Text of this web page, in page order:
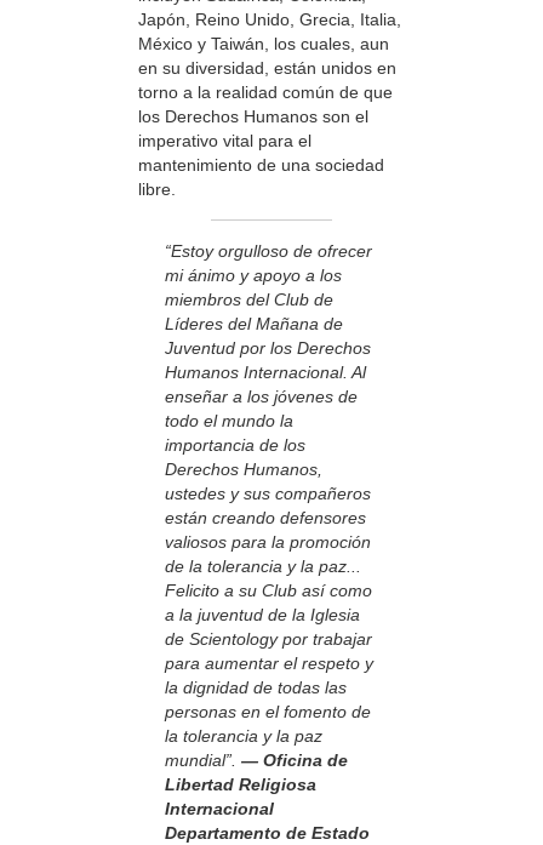
Japón, Reino Unido, Grecia, Italia,
México y Taiwán, los cuales, aun
en su diversidad, están unidos en
torno a la realidad común de que
los Derechos Humanos son el
imperativo vital para el
mantenimiento de una sociedad
libre.
“Estoy orgulloso de ofrecer
mi ánimo y apoyo a los
miembros del Club de
Líderes del Mañana de
Juventud por los Derechos
Humanos Internacional. Al
enseñar a los jóvenes de
todo el mundo la
importancia de los
Derechos Humanos,
ustedes y sus compañeros
están creando defensores
valiosos para la promoción
de la tolerancia y la paz...
Felicito a su Club así como
a la juventud de la Iglesia
de Scientology por trabajar
para aumentar el respeto y
la dignidad de todas las
personas en el fomento de
la tolerancia y la paz
mundial”. — Oficina de
Libertad Religiosa
Internacional
Departamento de Estado